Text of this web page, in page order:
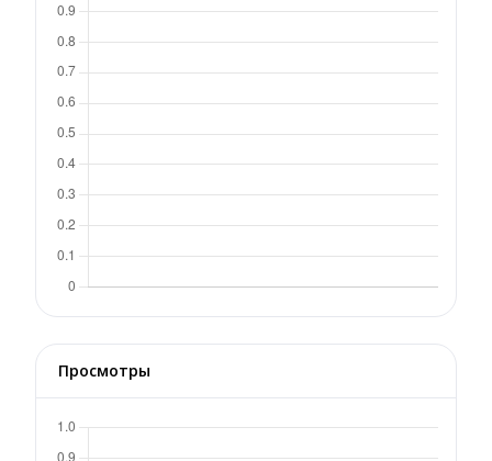
Просмотры